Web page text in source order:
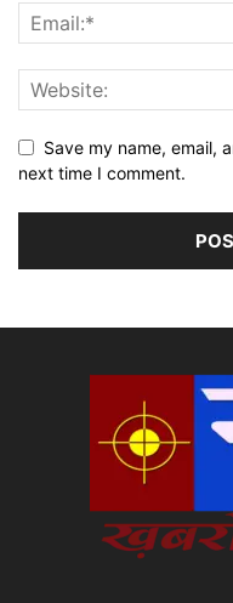
Save my name, email,
next time I comment.